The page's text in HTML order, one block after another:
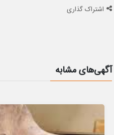
اشتراک گذاری
آگهی‌های مشابه